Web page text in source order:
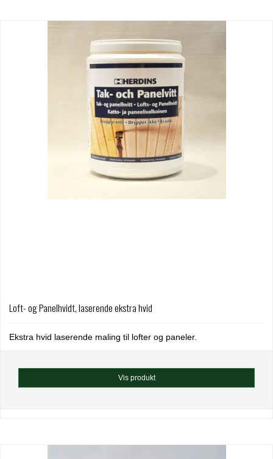
Loft- og Panelhvidt, laserende ekstra hvid
Ekstra hvid laserende maling til lofter og paneler.
Vis produkt